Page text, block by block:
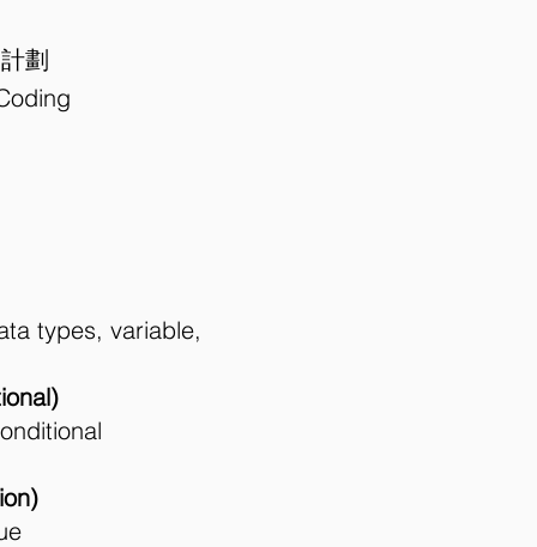
劃
types, variable,